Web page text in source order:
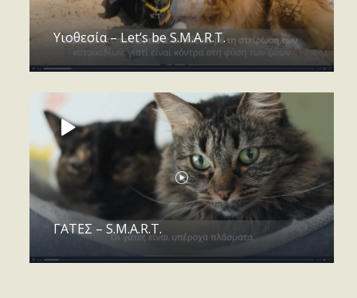
Υιοθεσία – Let’s be S.M.A.R.T.
ΓΑΤΕΣ – S.M.A.R.T.